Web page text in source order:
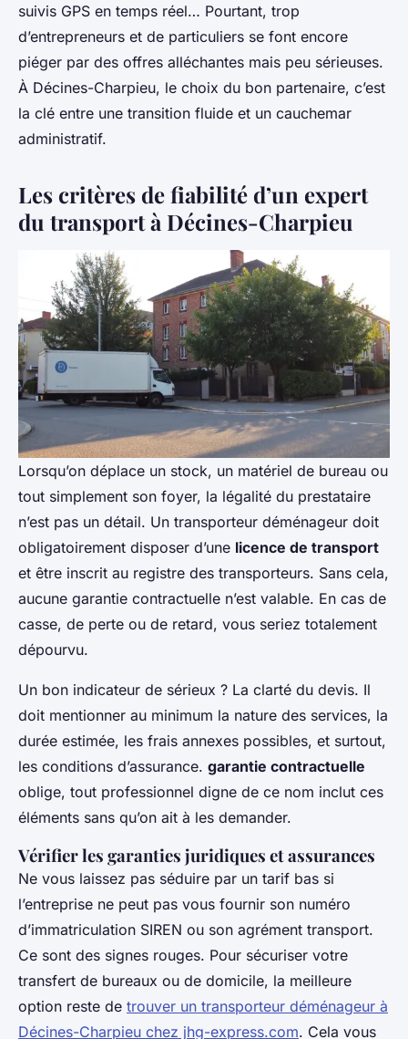
suivis GPS en temps réel… Pourtant, trop
d’entrepreneurs et de particuliers se font encore
piéger par des offres alléchantes mais peu sérieuses.
À Décines-Charpieu, le choix du bon partenaire, c’est
la clé entre une transition fluide et un cauchemar
administratif.
Les critères de fiabilité d’un expert
du transport à Décines-Charpieu
Lorsqu’on déplace un stock, un matériel de bureau ou
tout simplement son foyer, la légalité du prestataire
n’est pas un détail. Un transporteur déménageur doit
obligatoirement disposer d’une licence de transport
et être inscrit au registre des transporteurs. Sans cela,
aucune garantie contractuelle n’est valable. En cas de
casse, de perte ou de retard, vous seriez totalement
dépourvu.
Un bon indicateur de sérieux ? La clarté du devis. Il
doit mentionner au minimum la nature des services, la
durée estimée, les frais annexes possibles, et surtout,
les conditions d’assurance. garantie contractuelle
oblige, tout professionnel digne de ce nom inclut ces
éléments sans qu’on ait à les demander.
Vérifier les garanties juridiques et assurances
Ne vous laissez pas séduire par un tarif bas si
l’entreprise ne peut pas vous fournir son numéro
d’immatriculation SIREN ou son agrément transport.
Ce sont des signes rouges. Pour sécuriser votre
transfert de bureaux ou de domicile, la meilleure
option reste de trouver un transporteur déménageur à
Décines-Charpieu chez jhg-express.com. Cela vous